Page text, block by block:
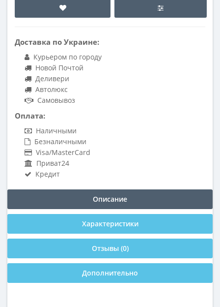
Доставка по Украине:
Курьером по городу
Новой Почтой
Деливери
Автолюкс
Самовывоз
Оплата:
Наличными
Безналичными
Visa/MasterCard
Приват24
Кредит
Описание
Характеристики
Отзывы (0)
Дополнительно